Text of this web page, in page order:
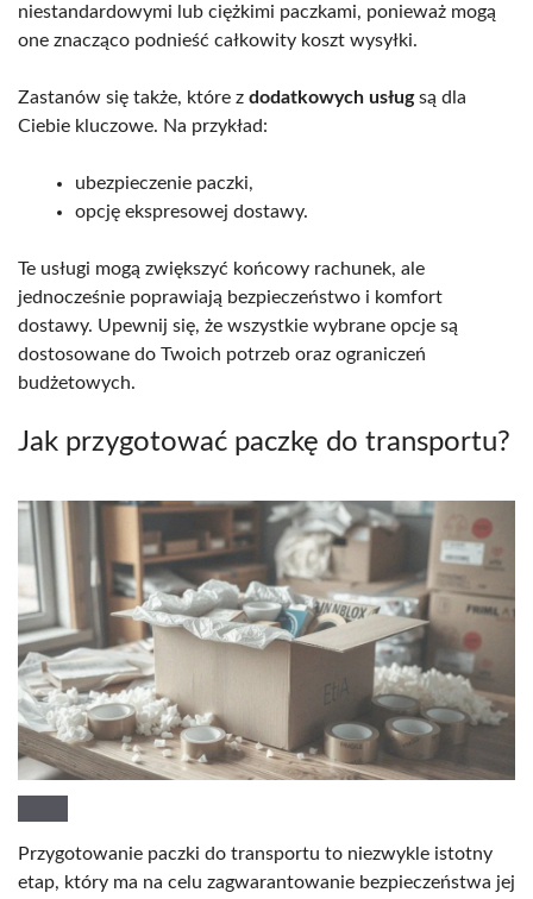
niestandardowymi lub ciężkimi paczkami, ponieważ mogą
one znacząco podnieść całkowity koszt wysyłki.
Zastanów się także, które z dodatkowych usługsą dla
Ciebie kluczowe. Na przykład:
ubezpieczenie paczki,
opcję ekspresowej dostawy.
Te usługi mogą zwiększyć końcowy rachunek, ale
jednocześnie poprawiają bezpieczeństwo i komfort
dostawy. Upewnij się, że wszystkie wybrane opcje są
dostosowane do Twoich potrzeb oraz ograniczeń
budżetowych.
Jak przygotować paczkę do transportu?
Przygotowanie paczki do transportu to niezwykle istotny
etap, który ma na celu zagwarantowanie bezpieczeństwa jej